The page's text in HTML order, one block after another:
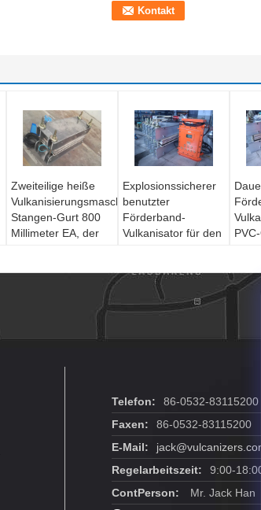
Zweiteilige heiße
Vulkanisierungsmaschine,
Stangen-Gurt 800
Millimeter EA, der
Explosionssicherer
benutzter
Förderband-
Vulkanisator für den
Telefon:
86-0532-83115200
Faxen:
86-0532-83115200
E-Mail:
jack@vulcanizers.com
Regelarbeitszeit:
9:00-18:00
ContPerson:
Mr. Jack Han